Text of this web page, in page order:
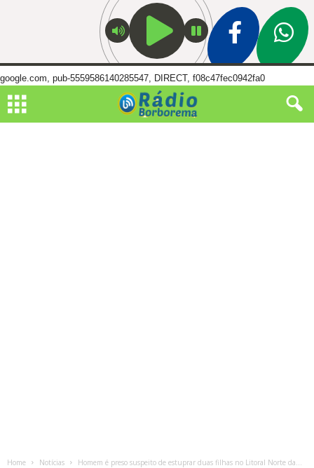
google.com, pub-5559586140285547, DIRECT, f08c47fec0942fa0
Home Notícias Homem é preso suspeito de estuprar duas filhas no Litoral Norte da...